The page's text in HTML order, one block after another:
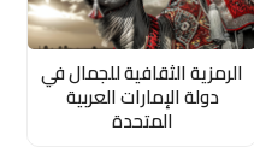
الرمزية الثقافية للجمال في
دولة الإمارات العربية
المتحدة